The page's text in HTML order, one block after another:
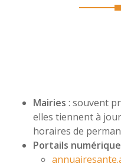
Mairies : souvent
elles tiennent à
horaires de
Portails